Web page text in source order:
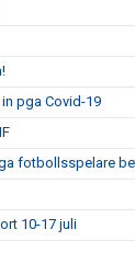
pga Covid-19
fotbollsspelare
10-17 juli